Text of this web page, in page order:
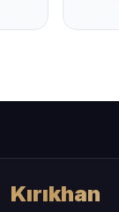
Kırıkhan